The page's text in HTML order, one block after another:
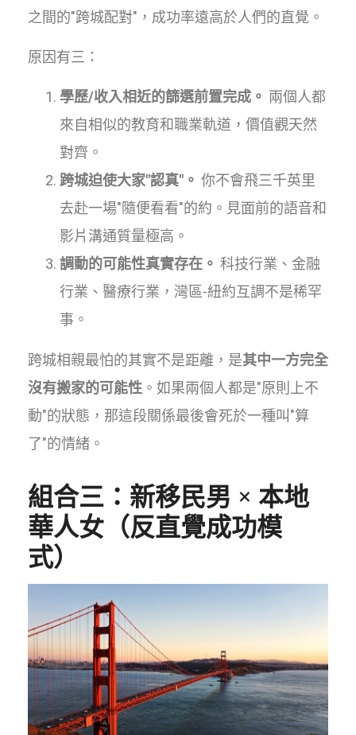
之間的"跨城配對"，成功率遠高於人們的直覺。
原因有三：
學歷/收入相近的篩選前置完成。 兩個人都
來自相似的教育和職業軌道，價值觀天然
對齊。
跨城迫使大家"認真"。 你不會飛三千英里
去赴一場"隨便看看"的約。見面前的語音和
影片溝通質量極高。
調動的可能性真實存在。 科技行業、金融
行業、醫療行業，灣區-紐約互調不是稀罕
事。
跨城相親最怕的其實不是距離，是其中一方完全
沒有搬家的可能性 。如果兩個人都是"原則上不
動"的狀態，那這段關係最後會死於一種叫"算
了"的情緒。
組合三：新移民男 × 本地
華人女（反直覺成功模
式）